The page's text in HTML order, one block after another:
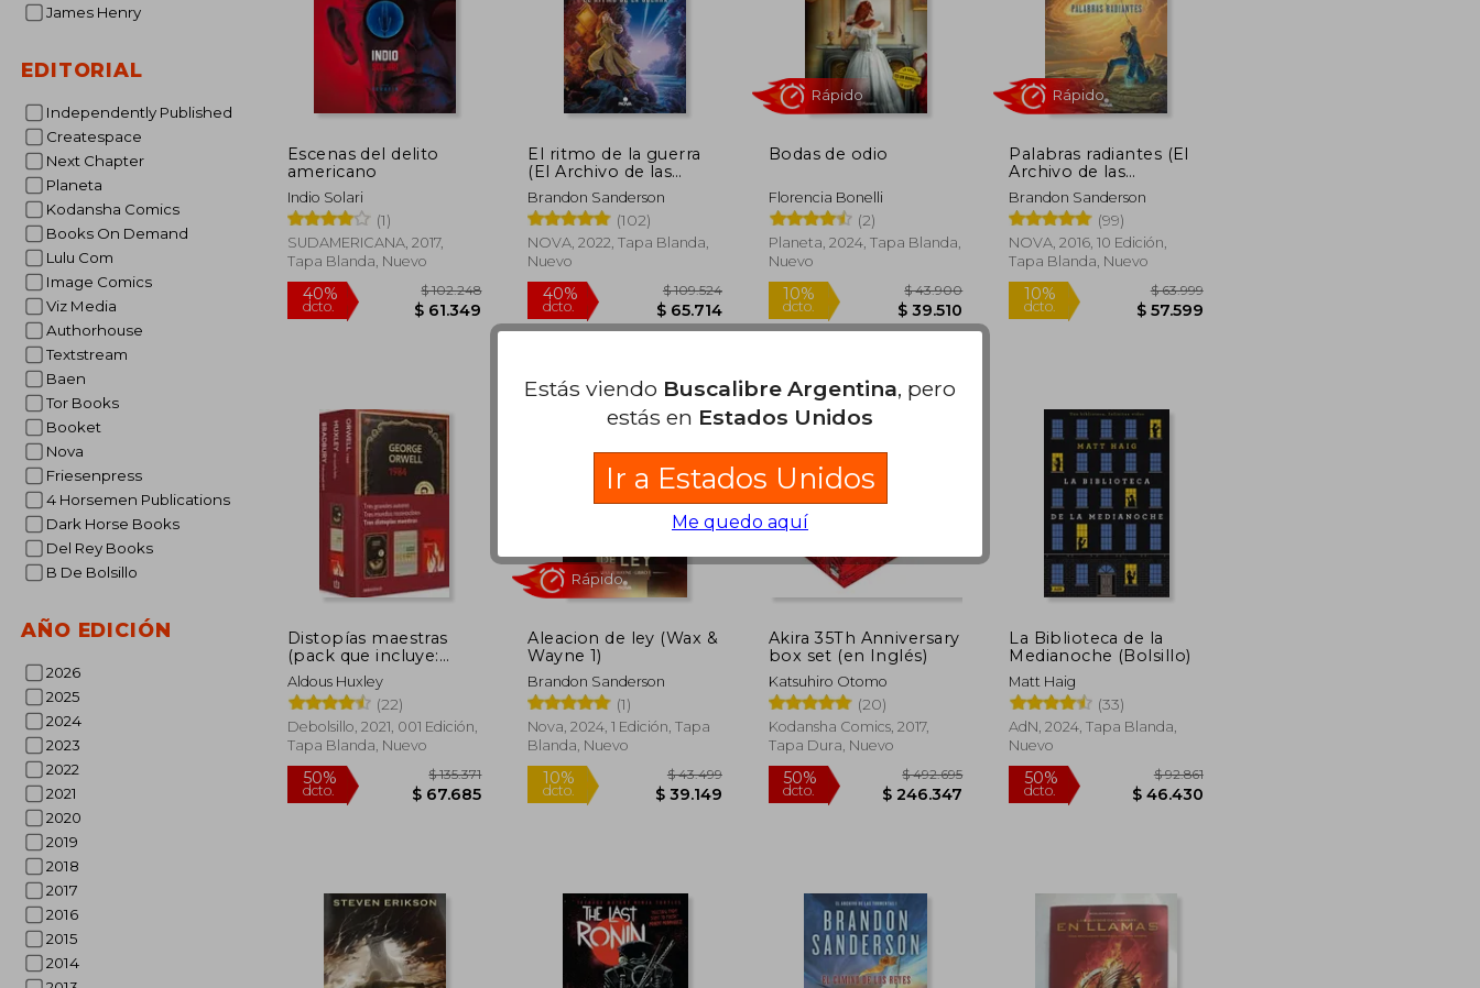
James Henry
EDITORIAL
Independently Published
Createspace
Next Chapter
Planeta
Kodansha Comics
Books On Demand
Lulu Com
Image Comics
Viz Media
Authorhouse
Textstream
Baen
Tor Books
Booket
Nova
Friesenpress
4 Horsemen Publications
Dark Horse Books
Del Rey Books
B De Bolsillo
AÑO EDICIÓN
2026
2025
2024
2023
2022
2021
2020
2019
2018
2017
2016
2015
2014
40%
dcto.
40%
dcto. $ 28.701
Escenas del delito
americano
Indio Solari
(1)
SUDAMERICANA, 2017,
Tapa Blanda, Nuevo
40%
dcto. $ 61.349
El ritmo de la guerra
(El Archivo de las
Tormentas 4)
Brandon Sanderson
(102)
NOVA, 2022, Tapa Blanda,
Nuevo
dcto. $ 65.714
Bodas de odio
Florencia Bonelli
(2)
Planeta, 2024, Tapa Blanda,
Nuevo
dcto.
$ 43.900
$ 39.510
Rápido
Palabras radiantes (El
Archivo de las
Tormentas 2)
Brandon Sanderson
(99)
NOVA, 2016, 10 Edición,
Tapa Blanda, Nuevo
10%
dcto.
Distopías maestras
(pack que incluye:
1984, Fahrenheit 451 y
Un mundo feliz)
Aldous Huxley
(22)
Debolsillo, 2021, 001 Edición,
Tapa Blanda, Nuevo
Aleacion de ley (Wax &
Wayne 1)
Brandon Sanderson
(1)
Nova, 2024, 1 Edición, Tapa
Blanda, Nuevo
Akira 35Th Anniversary
box set (en Inglés)
Katsuhiro Otomo
(20)
Kodansha Comics, 2017,
Tapa Dura, Nuevo
La Biblioteca de la
Medianoche (Bolsillo)
Matt Haig
(33)
AdN, 2024, Tapa Blanda,
Nuevo
Estás viendo Buscalibre Argentina, pero
estás en Estados Unidos
Ir a Estados Unidos
Me quedo aquí